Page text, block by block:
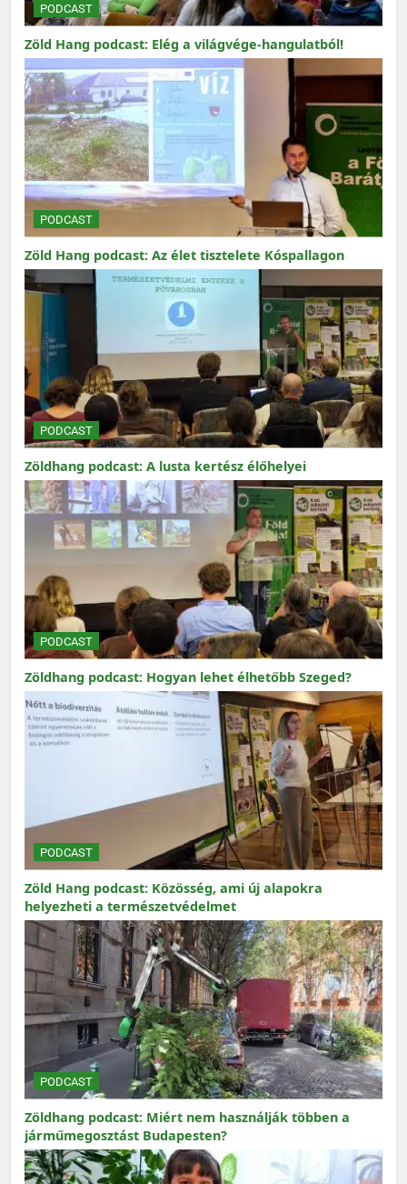
PODCAST
Zöld Hang podcast: Elég a világvége-hangulatból!
PODCAST
Zöld Hang podcast: Az élet tisztelete Kóspallagon
PODCAST
Zöldhang podcast: A lusta kertész élőhelyei
PODCAST
Zöldhang podcast: Hogyan lehet élhetőbb Szeged?
PODCAST
Zöld Hang podcast: Közösség, ami új alapokra
helyezheti a természetvédelmet
PODCAST
Zöldhang podcast: Miért nem használják többen a
járműmegosztást Budapesten?